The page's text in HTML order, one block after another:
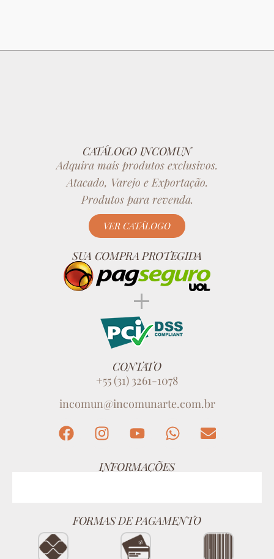
CATÁLOGO INCOMUN
Adquira mais produtos exclusivos.
Atacado, Varejo e Exportação.
Produtos para revenda.
VER CATÁLOGO
SUA COMPRA PROTEGIDA
CONTATO
+55 (31) 3261-1078
incomun@incomunarte.com.br
INFORMAÇÕES
FORMAS DE PAGAMENTO